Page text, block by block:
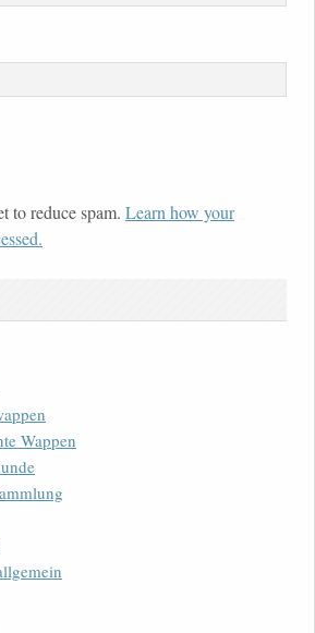
to reduce spam. Learn how your
Wappen